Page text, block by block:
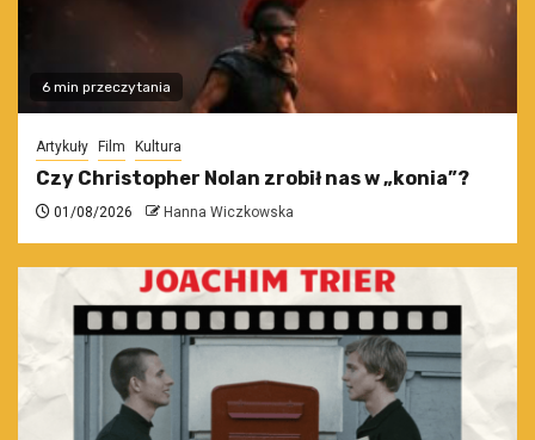
6 min przeczytania
Artykuły Film Kultura
Czy Christopher Nolan zrobił nas w „konia”?
01/08/2026 Hanna Wiczkowska